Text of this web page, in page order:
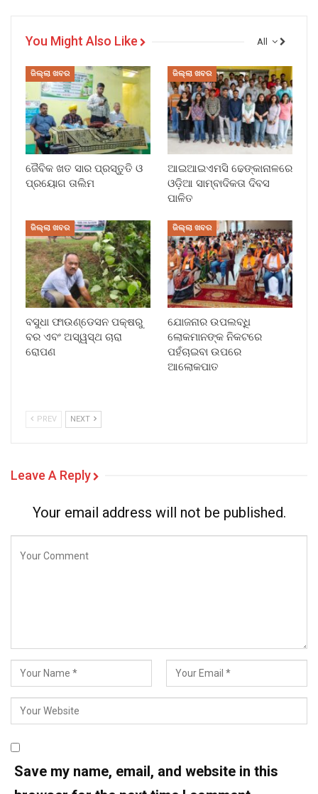
All
You Might Also Like
ଜିଲ୍ଲା ଖବର
ଜୈବିକ ଖତ ସାର ପ୍ରସ୍ତୁତି ଓ
ପ୍ରୟୋଗ ତାଲିମ
ଜିଲ୍ଲା ଖବର
ଆଇଆଇଏମସି ଢେଙ୍କାନାଳରେ
ଓଡ଼ିଆ ସାମ୍ବାଦିକତା ଦିବସ
ପାଳିତ
ଜିଲ୍ଲା ଖବର
ବସୁଧା ଫାଉଣ୍ଡେସନ ପକ୍ଷରୁ
ବର ଏବଂ ଅସ୍ୱସ୍ଥ ଚାରା
ରୋପଣ
ଜିଲ୍ଲା ଖବର
ଯୋଜନାର ଉପଲବ୍ଧି
ଲୋକମାନଙ୍କ ନିକଟରେ
ପହଁଚାଇବା ଉପରେ
ଆଲୋକପାତ
PREV NEXT
Leave A Reply
Your email address will not be published.
Save my name, email, and website in this